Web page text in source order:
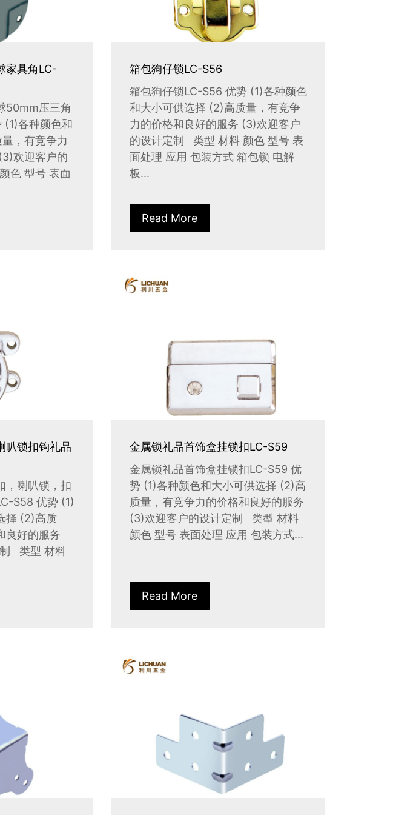
家具角LC-
50mm压三角
(1)各种颜色和
，有竞争力
欢迎客户的
色 型号 表面
箱包狗仔锁LC-S56
箱包狗仔锁LC-S56 优势 (1)各种颜色
和大小可供选择 (2)高质量，有竞争
力的价格和良好的服务 (3)欢迎客户
的设计定制 类型 材料 颜色 型号 表
面处理 应用 包装方式 箱包锁 电解
板...
Read More
叭锁扣钩礼品
，喇叭锁，扣
S58 优势 (1)
择 (2)高质
良好的服务
类型 材料
金属锁礼品首饰盒挂锁扣LC-S59
金属锁礼品首饰盒挂锁扣LC-S59 优
势 (1)各种颜色和大小可供选择 (2)高
质量，有竞争力的价格和良好的服务
(3)欢迎客户的设计定制 类型 材料
颜色 型号 表面处理 应用 包装方式...
Read More